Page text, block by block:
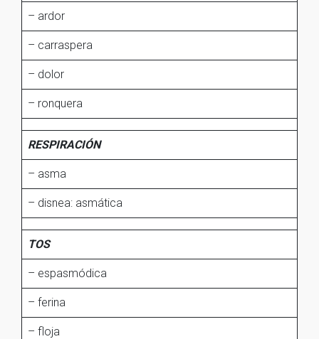
– ardor
– carraspera
– dolor
– ronquera
RESPIRACIÓN
– asma
– disnea: asmática
TOS
– espasmódica
– ferina
– floja